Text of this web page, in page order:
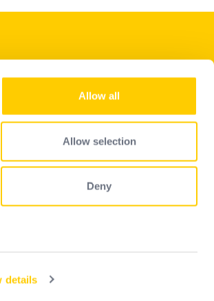
details
Allow all
Allow selection
Deny
Serviciile noastre
Deveniți un comerciant cu
amănuntul
Ghid de selecție
FAQ